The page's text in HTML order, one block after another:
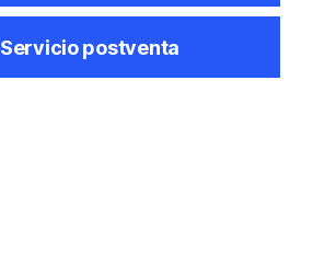
Servicio postventa